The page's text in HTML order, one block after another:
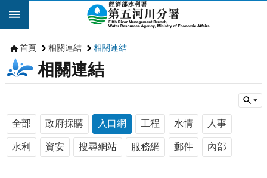
跳到主要內容區塊
首頁 相關連結 相關連結
相關連結
全部 政府採購 入口網 工程 水情 人事
水利 資安 搜尋網站 服務網 郵件 內部